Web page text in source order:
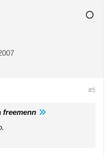
#5
freemenn